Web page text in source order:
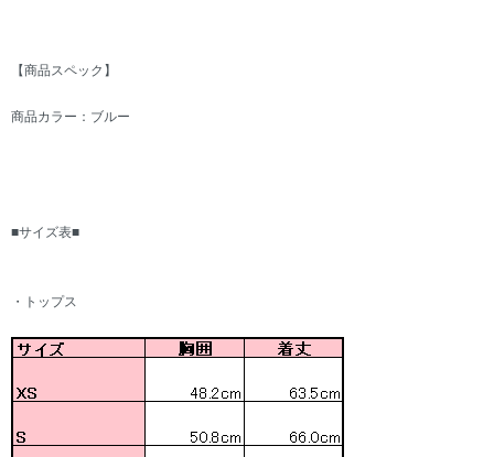
【商品スペック】
商品カラー：ブルー
■サイズ表■
・トップス